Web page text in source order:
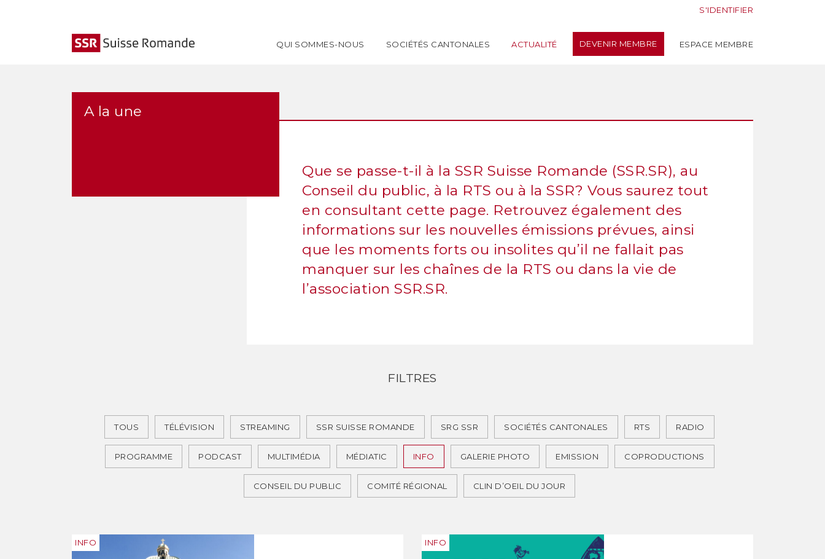
QUI SOMMES-NOUS SOCIÉTÉS CANTONALES ACTUALITÉ DEVENIR MEMBRE ESPACE MEMBRE
S'IDENTIFIER
A la une
Que se passe-t-il à la SSR Suisse Romande (SSR.SR), au
Conseil du public, à la RTS ou à la SSR? Vous saurez tout
en consultant cette page. Retrouvez également des
informations sur les nouvelles émissions prévues, ainsi
que les moments forts ou insolites qu’il ne fallait pas
manquer sur les chaînes de la RTS ou dans la vie de
l’association SSR.SR.
FILTRES
TOUS TÉLÉVISION STREAMING SSR SUISSE ROMANDE SRG SSR SOCIÉTÉS CANTONALES RTS RADIO
PROGRAMME PODCAST MULTIMÉDIA MÉDIATIC INFO GALERIE PHOTO EMISSION COPRODUCTIONS
CONSEIL DU PUBLIC COMITÉ RÉGIONAL CLIN D’OEIL DU JOUR
INFO INFO